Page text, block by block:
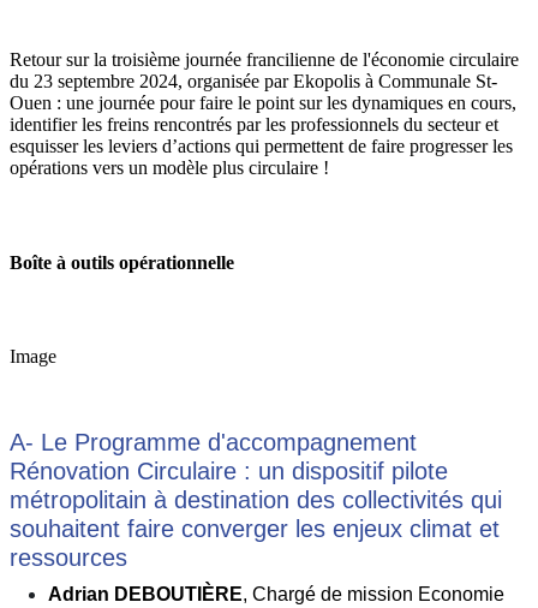
Retour sur la troisième journée francilienne de l'économie circulaire
du 23 septembre 2024, organisée par Ekopolis à Communale St-
Ouen : une journée pour faire le point sur les dynamiques en cours,
identifier les freins rencontrés par les professionnels du secteur et
esquisser les leviers d’actions qui permettent de faire progresser les
opérations vers un modèle plus circulaire !
Boîte à outils opérationnelle
Image
A- Le Programme d'accompagnement
Rénovation Circulaire : un dispositif pilote
métropolitain à destination des collectivités qui
souhaitent faire converger les enjeux climat et
ressources
Adrian DEBOUTIÈRE, Chargé de mission Economie